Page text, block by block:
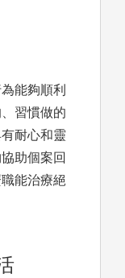
能夠順利
習慣做的
耐心和靈
助個案回
能治療絕